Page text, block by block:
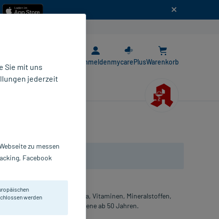
AnmeldenmycarePlusWarenkorb
Bakterien der Darmflora, Vitaminen, Mineralstoffen,
Empfohlen für Erwachsene ab 50 Jahren.
Sie mit uns
jederzeit
zu messen
Facebook
werden